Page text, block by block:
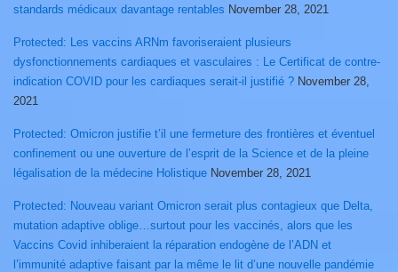
standards médicaux davantage rentables November 28, 2021
Protected: Les vaccins ARNm favoriseraient plusieurs
dysfonctionnements cardiaques et vasculaires : Le Certificat de contre-
indication COVID pour les cardiaques serait-il justifié ? November 28,
2021
Protected: Omicron justifie t’il une fermeture des frontières et éventuel
confinement ou une ouverture de l’esprit de la Science et de la pleine
légalisation de la médecine Holistique November 28, 2021
Protected: Nouveau variant Omicron serait plus contagieux que Delta,
mutation adaptive oblige…surtout pour les vaccinés, alors que les
Vaccins Covid inhiberaient la réparation endogène de l’ADN et
l’immunité adaptive faisant par la même le lit d’une nouvelle pandémie